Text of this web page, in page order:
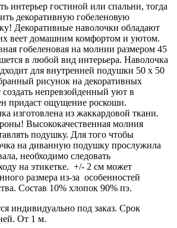
интерьер гостиной или спальни, тогда
декоративную гобеленовую
Декоративные наволочки обладают
веет домашним комфортом и уютом.
гобеленовая на молнии размером 45
в любой вид интерьера. Наволочка
для внутренней подушки 50 х 50
рисунок на декоративных
непревзойденный уют в
придаст ощущение роскоши.
изготовлена из жаккардовой ткани.
Высококачественная молния
подушку. Для того чтобы
на диванную подушку прослужила
необходимо следовать
на этикетке. +/- 2 см может
размера из-за особенностей
Состав 10% хлопок 90% пэ.
индивидуально под заказ. Срок
От 1 м.